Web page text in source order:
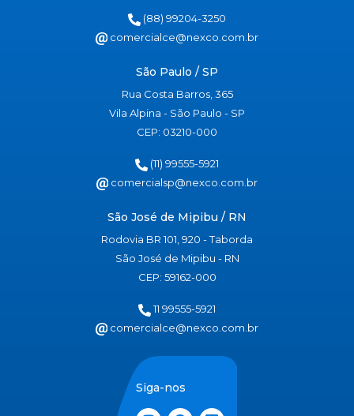
(88) 99204-3250
comercialce@nexco.com.br
São Paulo / SP
Rua Costa Barros, 365
Vila Alpina - São Paulo - SP
CEP: 03210-000
(11) 99555-5921
comercialsp@nexco.com.br
São José de Mipibu / RN
Rodovia BR 101, 920 - Taborda
São José de Mipibu - RN
CEP: 59162-000
11 99555-5921
comercialce@nexco.com.br
Siga-nos